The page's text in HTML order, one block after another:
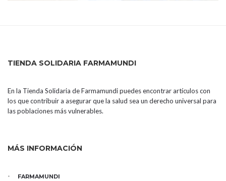
TIENDA SOLIDARIA FARMAMUNDI
En la Tienda Solidaria de Farmamundi puedes encontrar artículos con
los que contribuir a asegurar que la salud sea un derecho universal para
las poblaciones más vulnerables.
MÁS INFORMACIÓN
FARMAMUNDI